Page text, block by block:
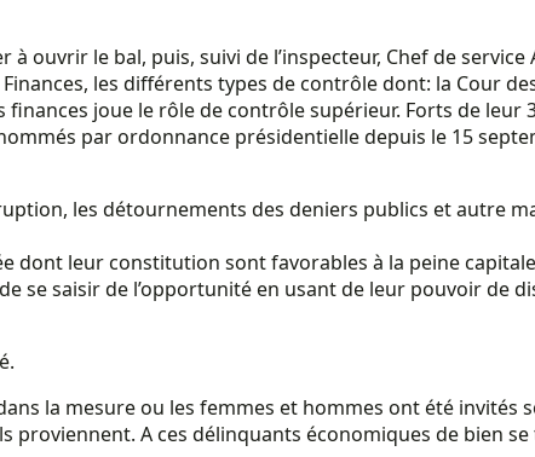
ouvrir le bal, puis, suivi de l’inspecteur, Chef de
les différents types de contrôle dont: la Cour
joue le rôle de contrôle supérieur. Forts de leur
par ordonnance présidentielle depuis le 15
les détournements des deniers publics et autre
dont leur constitution sont favorables à la peine
se saisir de l’opportunité en usant de leur pouvoir
la mesure ou les femmes et hommes ont été invités
proviennent. A ces délinquants économiques de bien se